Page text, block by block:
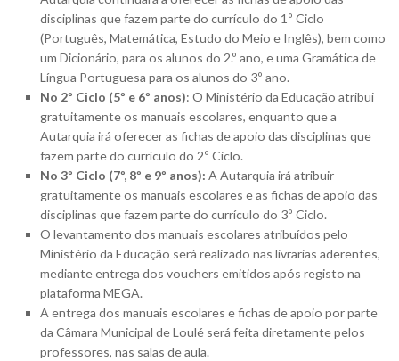
disciplinas que fazem parte do currículo do 1º Ciclo
(Português, Matemática, Estudo do Meio e Inglês), bem como
um Dicionário, para os alunos do 2.º ano, e uma Gramática de
Língua Portuguesa para os alunos do 3º ano.
No 2º Ciclo (5º e 6º anos): O Ministério da Educação atribui
gratuitamente os manuais escolares, enquanto que a
Autarquia irá oferecer as fichas de apoio das disciplinas que
fazem parte do currículo do 2º Ciclo.
No 3º Ciclo (7º, 8º e 9º anos): A Autarquia irá atribuir
gratuitamente os manuais escolares e as fichas de apoio das
disciplinas que fazem parte do currículo do 3º Ciclo.
O levantamento dos manuais escolares atribuídos pelo
Ministério da Educação será realizado nas livrarias aderentes,
mediante entrega dos vouchers emitidos após registo na
plataforma MEGA.
A entrega dos manuais escolares e fichas de apoio por parte
da Câmara Municipal de Loulé será feita diretamente pelos
professores, nas salas de aula.